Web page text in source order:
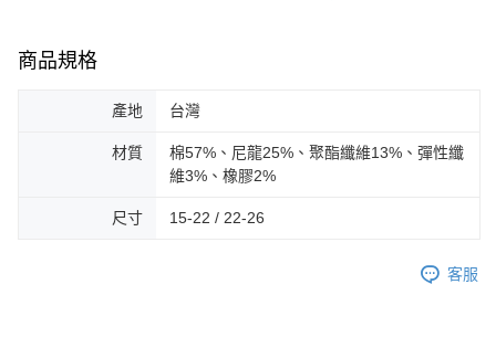
商品規格
產地 台灣
材質
棉57%、尼龍25%、聚酯纖維13%、彈性纖
維3%、橡膠2%
尺寸 15-22 / 22-26
客服